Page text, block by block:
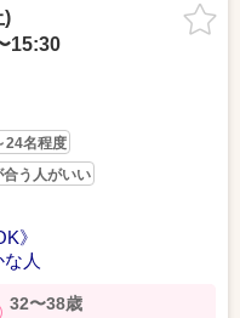
)
15:30
24名程度
合う人がいい
》
人
32〜38歳